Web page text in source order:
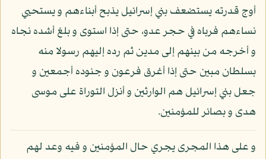
أوج قدرته يستضعف بني إسرائيل يذبح أبناءهم و يستحيي
نساءهم فرباه في حجر عدو، حتى إذا استوى و بلغ أشده نجاه
و أخرجه من بينهم إلى مدين ثم رده إليهم رسولا منه
بسلطان مبين حتى إذا أغرق فرعون و جنوده أجمعين و
جعل بني إسرائيل هم الوارثين و أنزل التوراة على موسى
هدى و بصائر للمؤمنين.
و على هذا المجرى يجري حال المؤمنين و فيه وعد لهم